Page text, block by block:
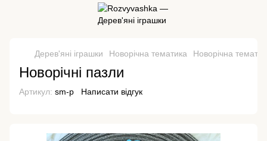
Дерев'яні іграшки Новорічна тематика Новорічна
Новорічні пазли
Артикул: sm-p Написати відгук